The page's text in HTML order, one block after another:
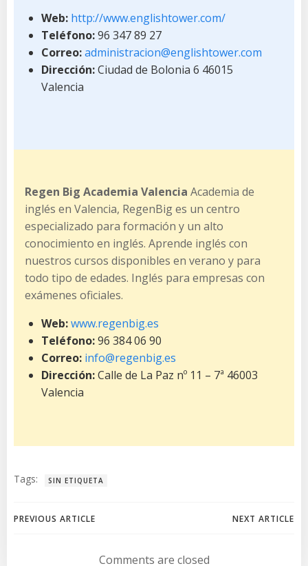
Web: http://www.englishtower.com/
Teléfono:96 347 89 27
Correo:administracion@englishtower.com
Dirección:Ciudad de Bolonia 6 46015
Valencia
Regen Big Academia Valencia Academia de
inglés en Valencia, RegenBig es un centro
especializado para formación y un alto
conocimiento en inglés. Aprende inglés con
nuestros cursos disponibles en verano y para
todo tipo de edades. Inglés para empresas con
exámenes oficiales.
Web:www.regenbig.es
Teléfono:96 384 06 90
Correo: info@regenbig.es
Dirección:Calle de La Paz nº 11 – 7ª 46003
Valencia
Tags: SIN ETIQUETA
Navegación
PREVIOUS ARTICLE
Navegación
por
NEXT ARTICLE
Comments are closed